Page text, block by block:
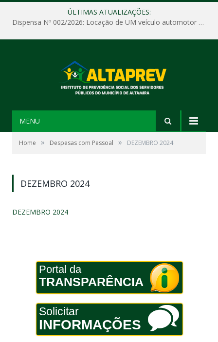
ÚLTIMAS ATUALIZAÇÕES:
Dispensa Nº 002/2026: Locação de UM veículo automotor sem motorista, tipo passeio, com seguro total e quilometragem livre, para atender as demandas operacionais e administrativas do Instituto de Previdência Social dos Servidores Públicos do Município de Altamira – PA – ALTAPREV.
MENU
Home » Despesas com Pessoal » DEZEMBRO 2024
DEZEMBRO 2024
DEZEMBRO 2024
Portal da
TRANSPARÊNCIA
Solicitar
INFORMAÇÕES